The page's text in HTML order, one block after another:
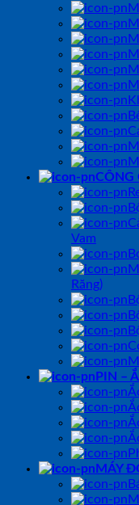
CÔNG
Vam
Răng)
PIN –
MÁY